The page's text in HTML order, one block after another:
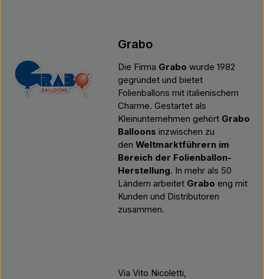
Grabo
Die Firma Grabo wurde 1982
gegründet und bietet
Folienballons mit italienischem
Charme. Gestartet als
Kleinunternehmen gehört Grabo
Balloons inzwischen zu
den Weltmarktführern im
Bereich der Folienballon-
Herstellung. In mehr als 50
Ländern arbeitet Grabo eng mit
Kunden und Distributoren
zusammen.
Via Vito Nicoletti,